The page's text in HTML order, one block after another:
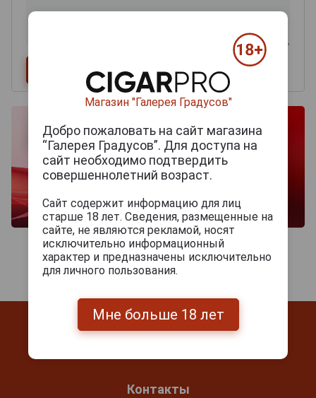
Контакты
Магазин "Галерея Градусов"
Добро пожаловать на сайт магазина
“Галерея Градусов”. Для доступа на
сайт необходимо подтвердить
совершеннолетний возраст.
Сайт содержит информацию для лиц
старше 18 лет. Сведения, размещенные на
сайте, не являются рекламой, носят
исключительно информационный
характер и предназначены исключительно
для личного пользования.
Мне больше 18 лет